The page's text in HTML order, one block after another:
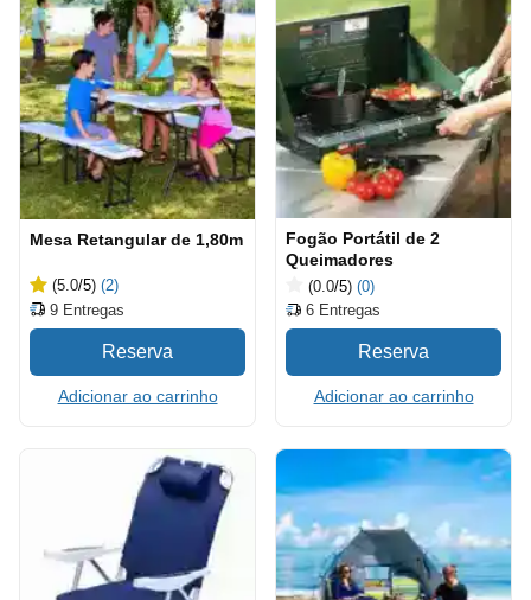
Mesa Retangular de 1,80m
(5.0/5) (2)
9 Entregas
Adicionar ao carrinho
Fogão Portátil de 2
Queimadores
(0.0/5) (0)
6 Entregas
Adicionar ao carrinho